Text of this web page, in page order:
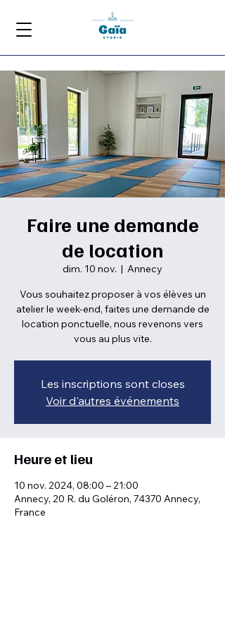
Faire une demande
de location
dim. 10 nov.
  |
Annecy
Vous souhaitez proposer à vos élèves un
atelier le week-end, faites une demande de
location ponctuelle, nous revenons vers
vous au plus vite.
Les inscriptions sont closes
Voir d'autres événements
Heure et lieu
10 nov. 2024, 08:00 – 21:00
Annecy, 20 R. du Goléron, 74370 Annecy,
France